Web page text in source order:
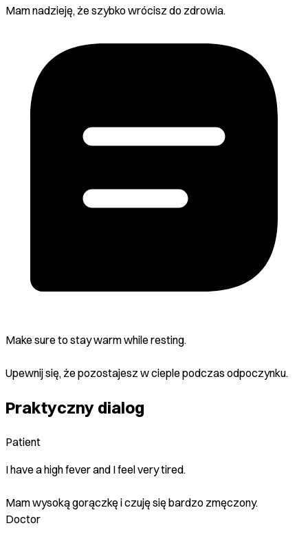
Mam nadzieję, że szybko wrócisz do zdrowia.
Make sure to stay warm while resting.
Upewnij się, że pozostajesz w cieple podczas odpoczynku.
Praktyczny dialog
Patient
I have a high fever and I feel very tired.
Mam wysoką gorączkę i czuję się bardzo zmęczony.
Doctor